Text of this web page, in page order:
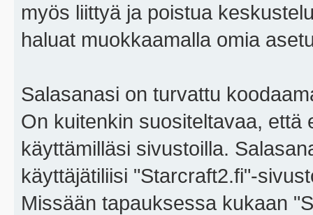
myös liittyä ja poistua
haluat muokkaamalla omia
Salasanasi on turvattu
On kuitenkin suositeltavaa,
käyttämilläsi sivustoilla.
käyttäjätiliisi "Starcraft2.fi"-
Missään tapauksessa kukaan